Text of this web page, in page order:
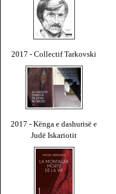
2017 - Collectif Tarkovski
2017 - Kënga e dashurisë e
Judë Iskariotit